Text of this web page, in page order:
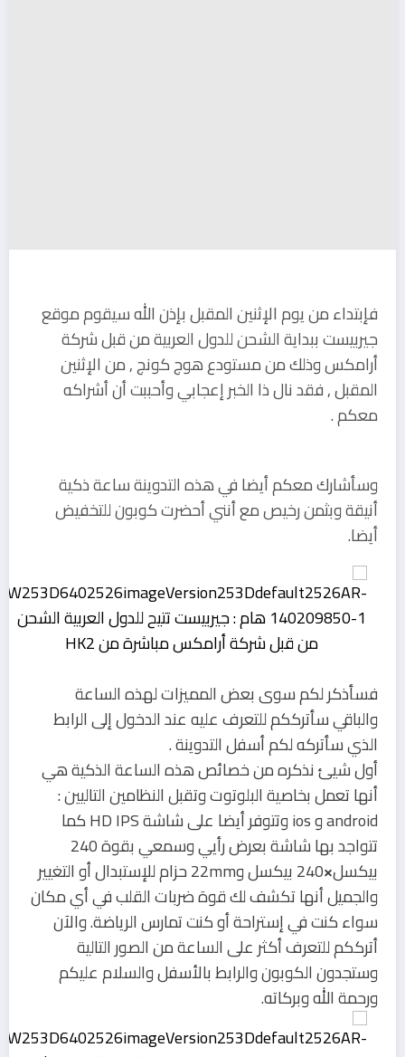
فإبتداء من يوم الإثنين المقبل بإذن الله سيقوم موقع
جيربيست ببداية الشحن للدول العربية من قبل شركة
أرامكس وذلك من مستودع هوج كونج , من الإثنين
المقبل , فقد نال ذا الخبر إعجابي وأحببت أن أشراكه
معكم .
وسأشارك معكم أيضا في هذه التدوينة ساعة ذكية
أنيقة وبثمن رخيص مع أنني أحضرت كوبون للتخفيض
أيضا.
فسأذكر لكم سوى بعض المميزات لهذه الساعة
والباقي سأترككم للتعرف عليه عند الدخول إلى الرابط
الذي سأتركه لكم أسفل التدوينة .
أول شيئ نذكره من خصائص هذه الساعة الذكية هي
أنها تعمل بخاصية البلوتوت وتقبل النظامين التاليين :
android و ios وتتوفر أيضا على شاشة HD IPS كما
تتواجد بها شاشة بعرض رأيي وسمعي بقوة 240
بيكسل×
240 بيكسل و22mm حزام للإستبدال أو التغيير
والجميل أنها تكشف لك قوة ضربات القلب في أي مكان
سواء كنت في إستراحة أو كنت تمارس الرياضة. والآن
أترككم للتعرف أكثر على الساعة من الصور التالية
وستجدون الكوبون والرابط بالأسفل والسلام عليكم
ورحمة الله وبركاته.